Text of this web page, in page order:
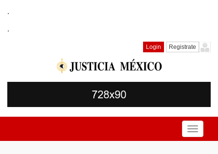
.
.
Login Registrate
Toggle